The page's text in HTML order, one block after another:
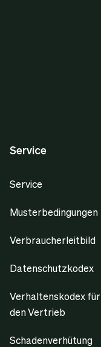
Service
Service
Musterbedingungen
Verbraucherleitbild
Datenschutzkodex
Verhaltenskodex für
den Vertrieb
Schadenverhütung